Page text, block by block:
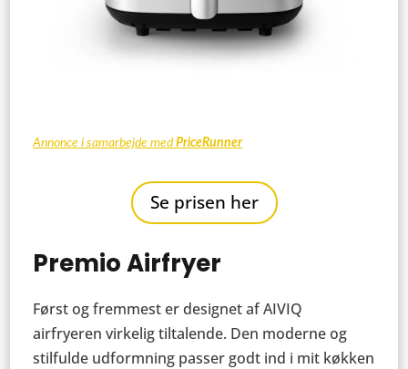
Annonce i samarbejde medPriceRunner
Se prisen her
Premio Airfryer
Først og fremmest er designet af AIVIQ
airfryeren virkelig tiltalende. Den moderne og
stilfulde udformning passer godt ind i mit køkken